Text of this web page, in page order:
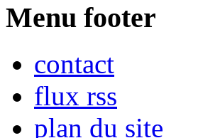
Menu footer
contact
flux rss
plan du site